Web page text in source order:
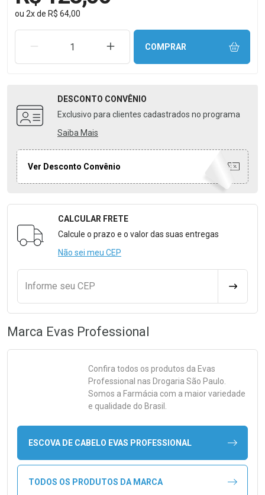
ou 2xde R$ 64,00
REMOVER UMA UNIDADEAUMENTAR UMA UNIDADE
COMPRAR
DESCONTO CONVÊNIO
Exclusivo para clientes cadastrados no programa
Saiba Mais
Ver Desconto Convênio
Formulário para Calcular o Frete
CALCULAR FRETE
Calcule o prazo e o valor das suas entregas
Não sei meu CEP
Informe seu CEP
Marca Evas Professional
Confira todos os produtos da Evas
Professional nas Drogaria São Paulo.
Somos a Farmácia com a maior variedade
e qualidade do Brasil.
ESCOVA DE CABELO EVAS PROFESSIONAL
TODOS OS PRODUTOS DA MARCA